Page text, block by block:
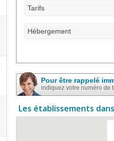
Tarifs
Hébergement
Pour être rappelé
indiquez votre numéro de
Les établissements